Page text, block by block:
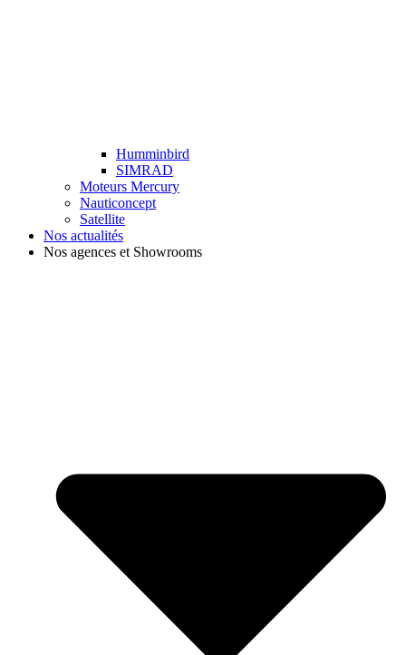
Humminbird
SIMRAD
Moteurs Mercury
Nauticoncept
Satellite
Nos actualités
Nos agences et Showrooms